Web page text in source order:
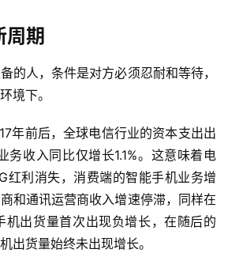
周期
的人，条件是对方必须忍耐和等待，
境下。
年前后，全球电信行业的资本支出出
务收入同比仅增长1.1%。这意味着电
红利消失，消费端的智能手机业务增
和通讯运营商收入增速停滞，同样在
机出货量首次出现负增长，在随后的
出货量始终未出现增长。